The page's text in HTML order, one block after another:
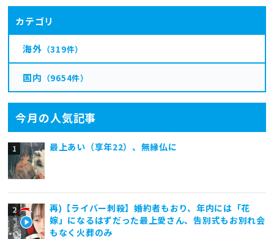
カテゴリ
海外 （319件）
国内 （9654件）
今月の人気記事
最上あい（享年22）、無縁仏に
再)【ライバー刺殺】婚約者もおり、年内には「花
嫁」になるはずだった最上愛さん、告別式もお別れ会
もなく火葬のみ